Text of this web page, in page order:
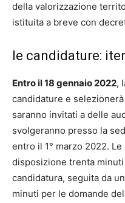
della valorizzazione
istituita a breve con
le candidature:
Entro il 18 gennaio 2022,
candidature e
saranno invitati a delle
svolgeranno presso la
entro il 1° marzo 2022.
disposizione trenta
candidatura, seguita da
minuti per le domande